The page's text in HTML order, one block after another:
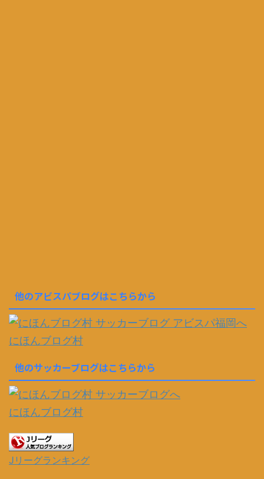
他のアビスパブログはこちらから
にほんブログ村
他のサッカーブログはこちらから
にほんブログ村
Jリーグランキング